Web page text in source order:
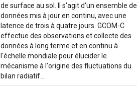
de surface au sol. Il s'agit d'un ensemble de
données mis à jour en continu, avec une
latence de trois à quatre jours. GCOM-C
effectue des observations et collecte des
données à long terme et en continu à
l'échelle mondiale pour élucider le
mécanisme à l'origine des fluctuations du
bilan radiatif…